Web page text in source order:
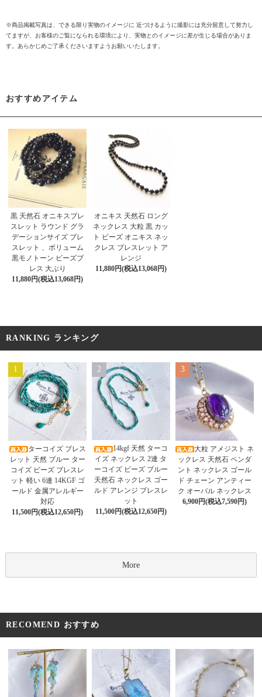
※商品掲載写真は、できる限り実物のイメージに 近づけるように撮影には充分留意して努力し
てますが、お客様のご覧になられる環境により、実物とのイメージに差が生じる場合がありま
す。あらかじめご了承くださいますようお願いいたします。
おすすめアイテム
黒 天然石 オニキスブレ
スレット ラウンド グラ
デーションサイズ ブレ
スレット 、ボリューム
黒モノトーン ビーズブ
レス 大ぶり
11,880円(税込13,068円)
オニキス 天然石 ロング
ネックレス 大粒 黒 カッ
ト ビーズ オニキス ネッ
クレス ブレスレット ア
レンジ
11,880円(税込13,068円)
RANKING ランキング
1
ターコイズ ブレス
レット 天然 ブルー ター
コイズ ビーズ ブレスレ
ット 軽い 6連 14KGF ゴ
ールド 金属アレルギー
対応
11,500円(税込12,650円)
2
14kgf 天然 ターコ
イズ ネックレス 2連 タ
ーコイズ ビーズ ブルー
天然石 ネックレス ゴー
ルド アレンジ ブレスレ
ット
11,500円(税込12,650円)
3
大粒 アメジスト ネ
ックレス 天然石 ペンダ
ント ネックレス ゴール
ド チェーン アンティー
ク オーバル ネックレス
6,900円(税込7,590円)
More
RECOMEND おすすめ